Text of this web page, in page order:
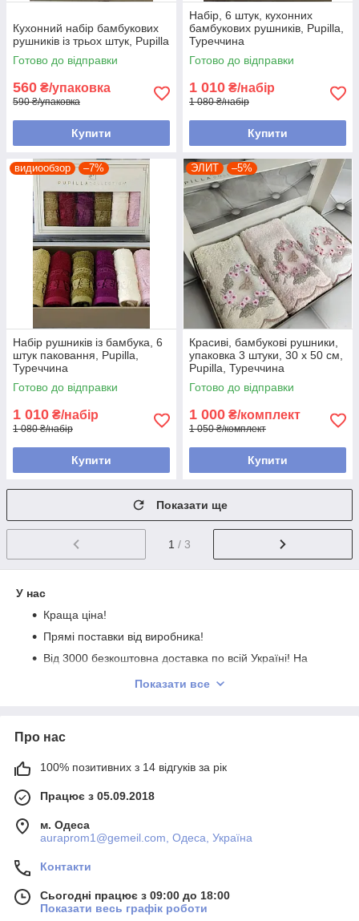
Кухонний набір бамбукових
рушників із трьох штук, Pupilla
Готово до відправки
560 ₴/упаковка
590 ₴/упаковка
Купити
Набір, 6 штук, кухонних
бамбукових рушників, Pupilla,
Туреччина
Готово до відправки
1 010 ₴/набір
1 080 ₴/набір
Купити
видиообзор –7%
Набір рушників із бамбука, 6
штук паковання, Pupilla,
Туреччина
Готово до відправки
1 010 ₴/набір
1 080 ₴/набір
Купити
ЭЛИТ –5%
Красиві, бамбукові рушники,
упаковка 3 штуки, 30 х 50 см,
Pupilla, Туреччина
Готово до відправки
1 000 ₴/комплект
1 050 ₴/комплект
Купити
Показати ще
1 / 3
У нас
Краща ціна!
Прямі поставки від виробника!
Від 3000 безкоштовна доставка по всій Україні! На
Якість нашого товару, створює ніжні і незабутні
Натуральні тканини.
100%бавовна в нашій продукції володіє
Відповідаємо за наявності моментально.
вихідний),працюємо в режимі онлайн. Оформлені
замовлення, відправляються кожен день ( крім п'ятниці
Показати все
Про нас
100% позитивних з 14 відгуків за рік
Працює з 05.09.2018
м. Одеса
auraprom1@gemeil.com, Одеса, Україна
Контакти
Сьогодні працює з 09:00 до 18:00
Показати весь графік роботи